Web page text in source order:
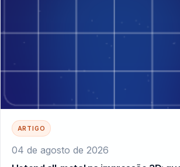
ARTIGO
04 de agosto de 2026